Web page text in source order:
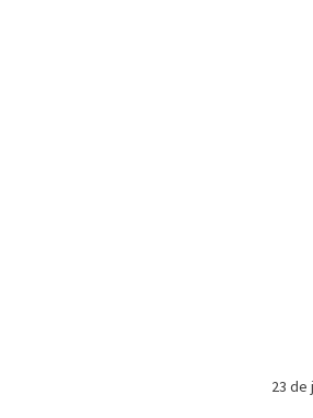
23 de